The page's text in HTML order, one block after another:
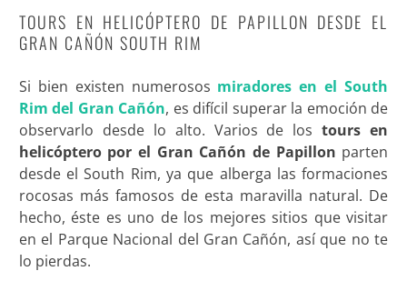
TOURS EN HELICÓPTERO DE PAPILLON DESDE EL
GRAN CAÑÓN SOUTH RIM
Si bien existen numerosos miradores en el South
Rim del Gran Cañón, es difícil superar la emoción de
observarlo desde lo alto. Varios de los tours en
helicóptero por el Gran Cañón de Papillon parten
desde el South Rim, ya que alberga las formaciones
rocosas más famosos de esta maravilla natural. De
hecho, éste es uno de los mejores sitios que visitar
en el Parque Nacional del Gran Cañón, así que no te
lo pierdas.